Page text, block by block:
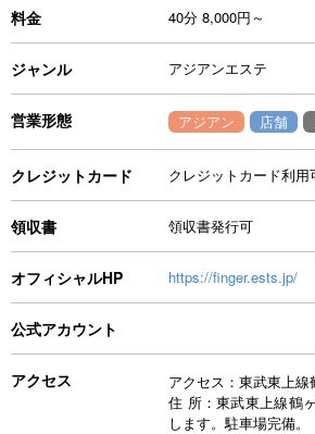
料金 40分 8,000円～
ジャンル アジアンエステ
営業形態 アジアン 店舗
クレジットカード クレジットカード利用
領収書 領収書発行可
オフィシャルHP https://finger.ests.jp/
公式アカウント
アクセス
アクセス：東武東上
住 所：東武東上線鶴
します。駐車場完備。